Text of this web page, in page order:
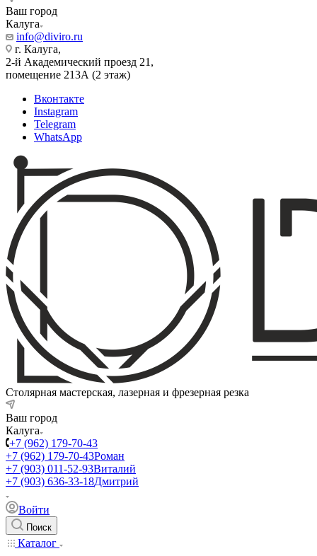
Ваш город
Калуга
info@diviro.ru
г. Калуга,
2-й Академический проезд 21,
помещение 213А (2 этаж)
Вконтакте
Instagram
Telegram
WhatsApp
Столярная мастерская, лазерная и фрезерная резка
Ваш город
Калуга
+7 (962) 179-70-43
+7 (962) 179-70-43Роман
+7 (903) 011-52-93Виталий
+7 (903) 636-33-18Дмитрий
Войти
Поиск
Каталог